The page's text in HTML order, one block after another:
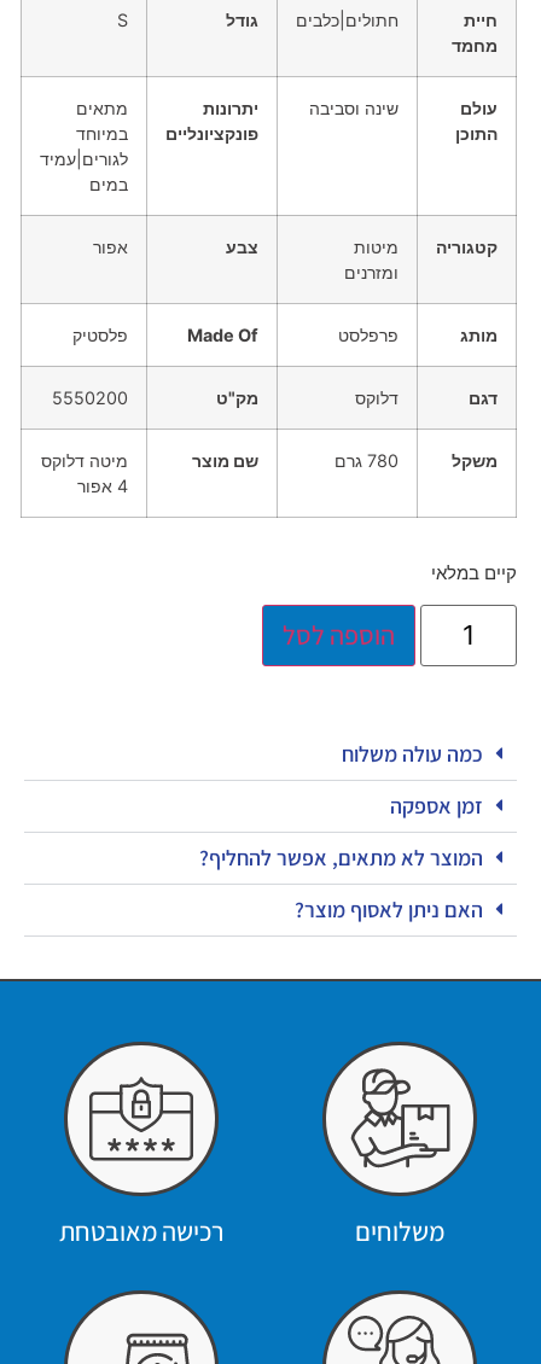
חיית
מחמד
חתולים|כלבים גודל S
עולם
התוכן
שינה וסביבה
יתרונות
פונקציונליים
מתאים
במיוחד
לגורים|עמיד
במים
קטגוריה
מיטות
ומזרנים
צבע אפור
מותג פרפלסט Made Of פלסטיק
דגם דלוקס מק"ט 5550200
משקל 780 גרם שם מוצר
מיטה דלוקס
4 אפור
קיים במלאי
הוספה לסל
כמה עולה משלוח
זמן אספקה
המוצר לא מתאים, אפשר להחליף?
האם ניתן לאסוף מוצר?
משלוחים רכישה מאובטחת